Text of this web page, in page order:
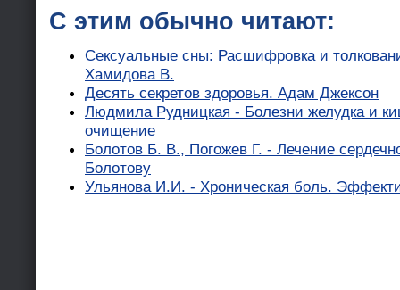
С этим обычно читают:
Сексуальные сны: Расшифровка и
Хамидова В.
Десять секретов здоровья. Адам Джексон
Людмила Рудницкая - Болезни желудка и
очищение
Болотов Б. В., Погожев Г. - Лечение
Болотову
Ульянова И.И. - Хроническая боль.